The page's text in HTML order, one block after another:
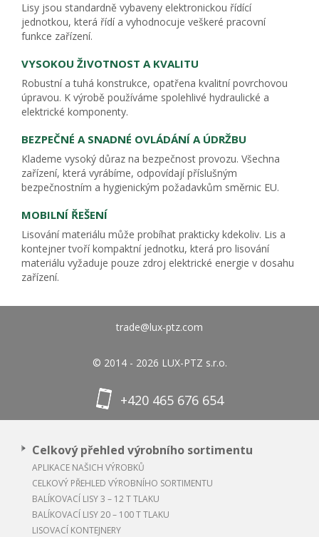
Lisy jsou standardně vybaveny elektronickou řídící
jednotkou, která řídí a vyhodnocuje veškeré pracovní
funkce zařízení.
VYSOKOU ŽIVOTNOST A KVALITU
Robustní a tuhá konstrukce, opatřena kvalitní povrchovou
úpravou. K výrobě používáme spolehlivé hydraulické a
elektrické komponenty.
BEZPEČNÉ A SNADNÉ OVLÁDÁNÍ A ÚDRŽBU
Klademe vysoký důraz na bezpečnost provozu. Všechna
zařízení, která vyrábíme, odpovídají příslušným
bezpečnostním a hygienickým požadavkům směrnic EU.
MOBILNÍ ŘEŠENÍ
Lisování materiálu může probíhat prakticky kdekoliv. Lis a
kontejner tvoří kompaktní jednotku, která pro lisování
materiálu vyžaduje pouze zdroj elektrické energie v dosahu
zařízení.
trade@lux-ptz.com
© 2014 - 2026 LUX-PTZ s.r.o.
+420 465 676 654
Celkový přehled výrobního sortimentu
APLIKACE NAŠICH VÝROBKŮ
CELKOVÝ PŘEHLED VÝROBNÍHO SORTIMENTU
BALÍKOVACÍ LISY 3 – 12 T TLAKU
BALÍKOVACÍ LISY 20 – 100 T TLAKU
LISOVACÍ KONTEJNERY